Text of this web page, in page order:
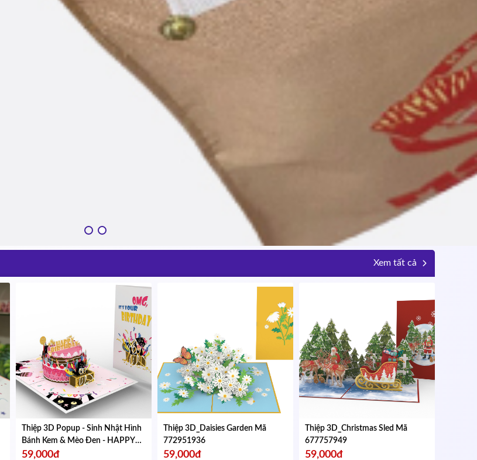
Xem tất cả
Thiệp 3D Popup - Sinh Nhật Hình
Bánh Kem & Mèo Đen - HAPPY
BIRTHDAY - Kích thước gập lại
59,000đ
Thiệp 3D_Daisies Garden Mã
772951936
59,000đ
Thiệp 3D_Christmas Sled Mã
677757949
59,000đ